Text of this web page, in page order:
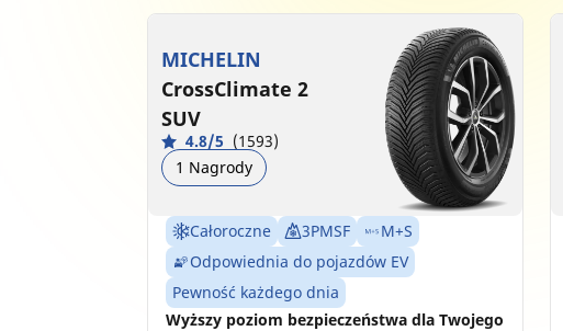
MICHELIN
CrossClimate 2
SUV
4.8/5 (1593)
1 Nagrody
Całoroczne 3PMSF
M+S
Odpowiednia do pojazdów EV
Pewność każdego dnia
Wyższy poziom bezpieczeństwa dla Twojego